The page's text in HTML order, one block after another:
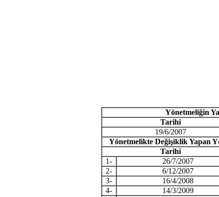
Yönetmeliğin
Tarihi
19/6/2007
Yönetmelikte Değişiklik Yapan
Tarihi
1-
26/7/2007
2-
6/12/2007
3-
16/4/2008
4-
14/3/2009